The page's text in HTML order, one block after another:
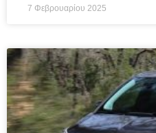
7 Φεβρουαρίου 2025